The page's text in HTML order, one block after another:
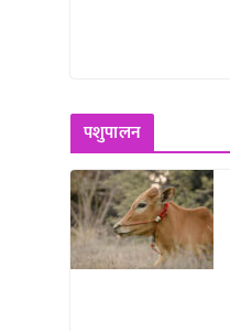
पशुपालन